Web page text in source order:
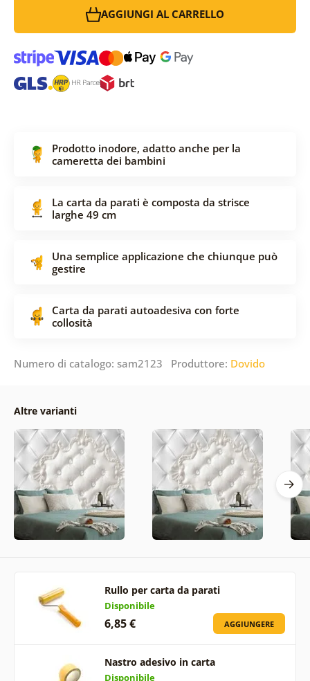
AGGIUNGI AL CARRELLO
Prodotto inodore, adatto anche per la
cameretta dei bambini
La carta da parati è composta da strisce
larghe 49 cm
Una semplice applicazione che chiunque può
gestire
Carta da parati autoadesiva con forte
collosità
Numero di catalogo: sam2123 Produttore: Dovido
Altre varianti
Rullo per carta da parati
Disponibile
6,85 € AGGIUNGERE
Nastro adesivo in carta
Disponibile